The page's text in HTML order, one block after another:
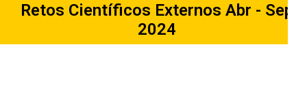
Retos Científicos Externos Abr - Sep
2024